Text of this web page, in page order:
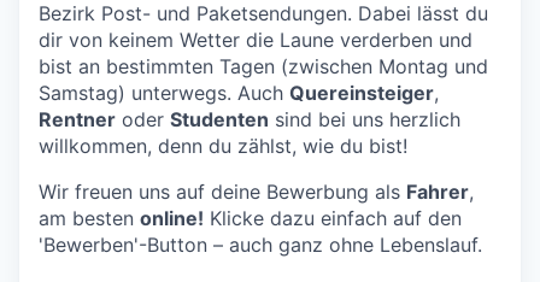
Bezirk Post- und Paketsendungen. Dabei lässt du
dir von keinem Wetter die Laune verderben und
bist an bestimmten Tagen (zwischen Montag und
Samstag) unterwegs. Auch Quereinsteiger,
Rentner oder Studenten sind bei uns herzlich
willkommen, denn du zählst, wie du bist!
Wir freuen uns auf deine Bewerbung als Fahrer,
am besten online! Klicke dazu einfach auf den
'Bewerben'-Button – auch ganz ohne Lebenslauf.